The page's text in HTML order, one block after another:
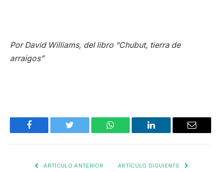
Por David Williams, del libro “Chubut, tierra de
arraigos”
Facebook Twitter WhatsApp LinkedIn Email
ARTÍCULO ANTERIOR ARTÍCULO SIGUIENTE